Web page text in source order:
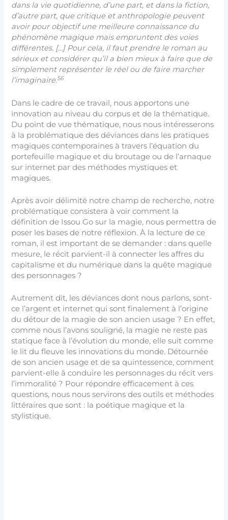
dans la vie quotidienne, d’une part, et dans la fiction,
d’autre part, que critique et anthropologie peuvent
avoir pour objectif une meilleure connaissance du
phénomène magique mais empruntent des voies
différentes. […] Pour cela, il faut prendre le roman au
sérieux et considérer qu’il a bien mieux à faire que de
simplement représenter le réel ou de faire marcher
l’imaginaire.56
Dans le cadre de ce travail, nous apportons une
innovation au niveau du corpus et de la thématique.
Du point de vue thématique, nous nous intéresserons
à la problématique des déviances dans les pratiques
magiques contemporaines à travers l’équation du
portefeuille magique et du broutage ou de l’arnaque
sur internet par des méthodes mystiques et
magiques.
Après avoir délimité notre champ de recherche, notre
problématique consistera à voir comment la
définition de Issou Go sur la magie, nous permettra de
poser les bases de notre réflexion. À la lecture de ce
roman, il est important de se demander : dans quelle
mesure, le récit parvient-il à connecter les affres du
capitalisme et du numérique dans la quête magique
des personnages ?
Autrement dit, les déviances dont nous parlons, sont-
ce l’argent et internet qui sont finalement à l’origine
du détour de la magie de son ancien usage ? En effet,
comme nous l’avons souligné, la magie ne reste pas
statique face à l’évolution du monde, elle suit comme
le lit du fleuve les innovations du monde. Détournée
de son ancien usage et de sa quintessence, comment
parvient-elle à conduire les personnages du récit vers
l’immoralité ? Pour répondre efficacement à ces
questions, nous nous servirons des outils et méthodes
littéraires que sont : la poétique magique et la
stylistique.